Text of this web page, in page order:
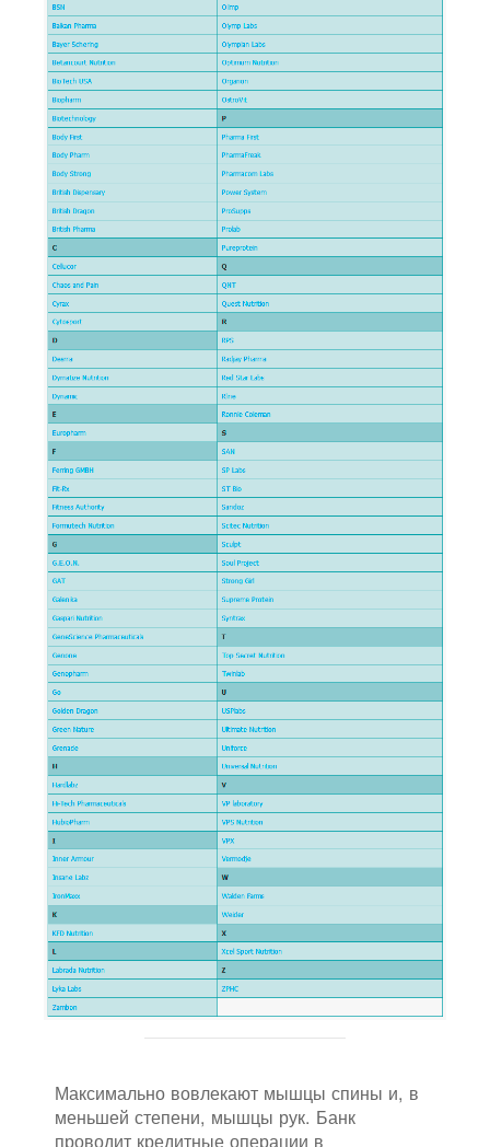
Максимально вовлекают мышцы спины и, в
меньшей степени, мышцы рук. Банк
проводит кредитные операции в